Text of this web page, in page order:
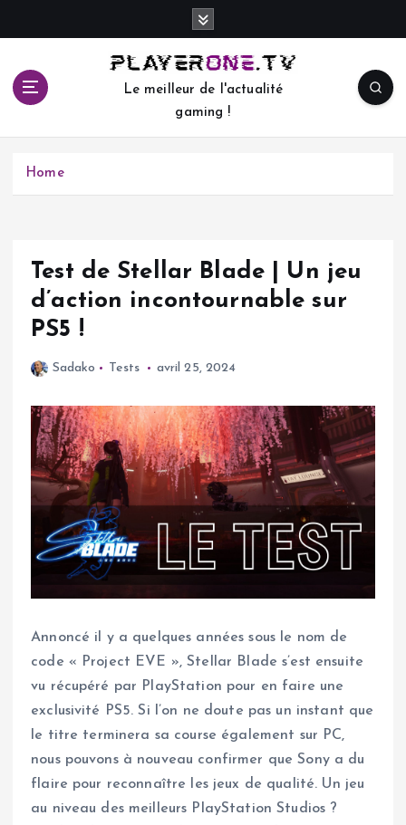
c
Le meilleur de l'actualité
gaming !
Home
Test de Stellar Blade | Un jeu
d’action incontournable sur
PS5 !
Sadako Tests avril 25, 2024
Annoncé il y a quelques années sous le nom de
code « Project EVE », Stellar Blade s’est ensuite
vu récupéré par PlayStation pour en faire une
exclusivité PS5. Si l’on ne doute pas un instant que
le titre terminera sa course également sur PC,
nous pouvons à nouveau confirmer que Sony a du
flaire pour reconnaître les jeux de qualité. Un jeu
au niveau des meilleurs PlayStation Studios ?